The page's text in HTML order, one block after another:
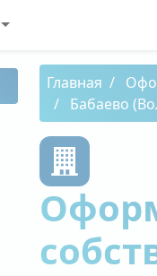
Главная
Бабаево